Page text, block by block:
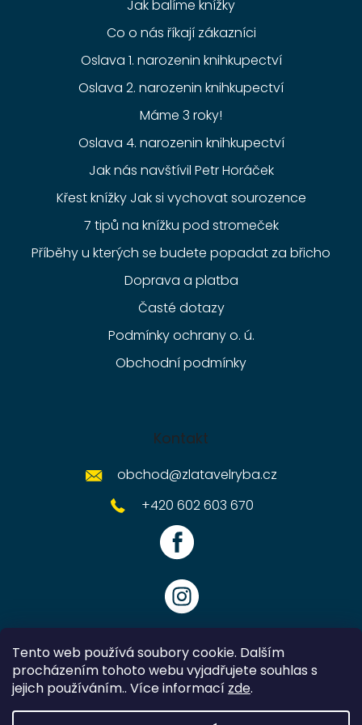
Tento web používá soubory cookie. Dalším
procházením tohoto webu vyjadřujete souhlas s
jejich používáním.. Více informací zde.
Jak balíme knížky
Co o nás říkají zákazníci
Oslava 1. narozenin knihkupectví
Oslava 2. narozenin knihkupectví
Máme 3 roky!
Oslava 4. narozenin knihkupectví
Jak nás navštívil Petr Horáček
Křest knížky Jak si vychovat sourozence
7 tipů na knížku pod stromeček
Příběhy u kterých se budete popadat za břicho
Doprava a platba
Časté dotazy
Podmínky ochrany o. ú.
Obchodní podmínky
Kontakt
obchod@zlatavelryba.cz
+420 602 603 670